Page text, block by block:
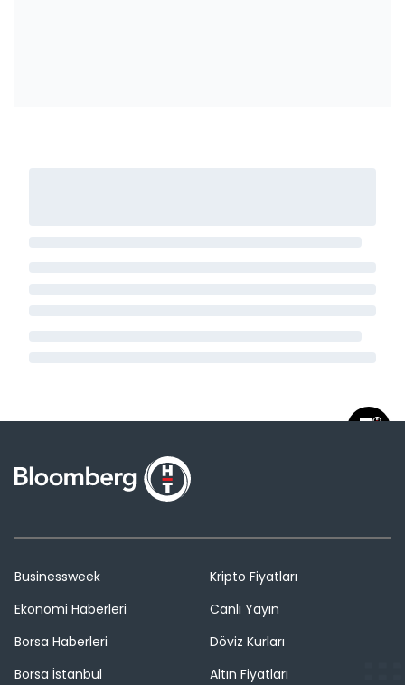
Businessweek
Ekonomi Haberleri
Borsa Haberleri
Borsa İstanbul
Kripto Fiyatları
Canlı Yayın
Döviz Kurları
Altın Fiyatları